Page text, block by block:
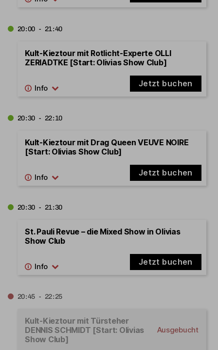
20:00 - 21:40
Kult-Kieztour mit Rotlicht-Experte OLLI
ZERIADTKE [Start: Olivias Show Club]
Jetzt buchen
20:30 - 22:10
Kult-Kieztour mit Drag Queen VEUVE NOIRE
[Start: Olivias Show Club]
Jetzt buchen
20:30 - 21:30
St. Pauli Revue – die Mixed Show in Olivias
Show Club
Jetzt buchen
20:45 - 22:25
Kult-Kieztour mit Türsteher
DENNIS SCHMIDT [Start: Olivias
Show Club]
Ausgebucht